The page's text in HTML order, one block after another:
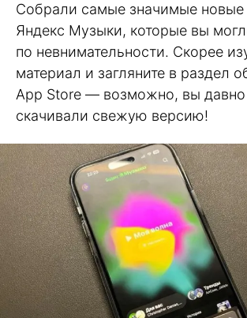
Собрали самые значимые новые
Яндекс Музыки, которые вы
по невнимательности. Скорее
материал и загляните в раздел
App Store — возможно, вы давно
скачивали свежую версию!